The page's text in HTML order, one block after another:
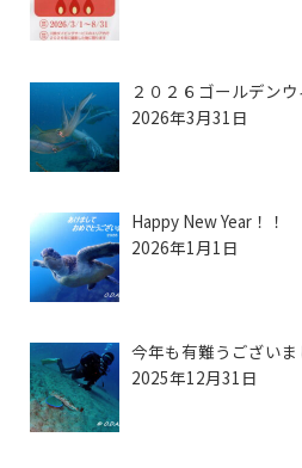
２０２６ゴールデン
2026年3月31日
Happy New Year！！
2026年1月1日
今年も有難うございま
2025年12月31日